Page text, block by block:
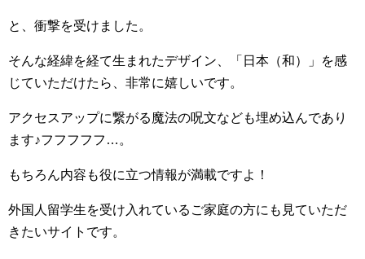
と、衝撃を受けました。
そんな経緯を経て生まれたデザイン、「日本（和）」を感
じていただけたら、非常に嬉しいです。
アクセスアップに繋がる魔法の呪文なども埋め込んであり
ます♪フフフフフ…。
もちろん内容も役に立つ情報が満載ですよ！
外国人留学生を受け入れているご家庭の方にも見ていただ
きたいサイトです。